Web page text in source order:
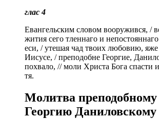
глас 4
Евангельским словом вооружився, /
жития сего тленнаго и
еси, / утешая чад твоих любовию,
Иисусе, / преподобне Георгие,
похвало, // моли Христа Бога спасти
тя.
Молитва преподобному
Георгию Даниловскому